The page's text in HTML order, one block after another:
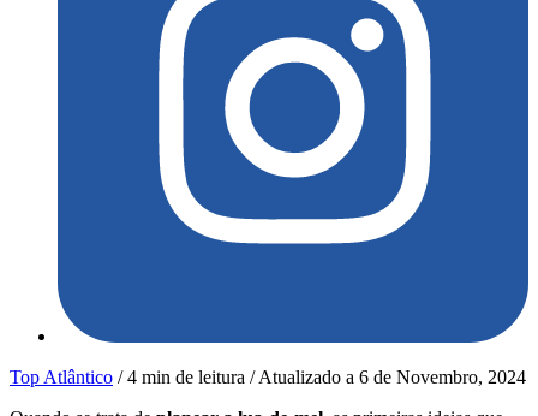
Top Atlântico / 4 min de leitura /Atualizado a 6 de Novembro, 2024